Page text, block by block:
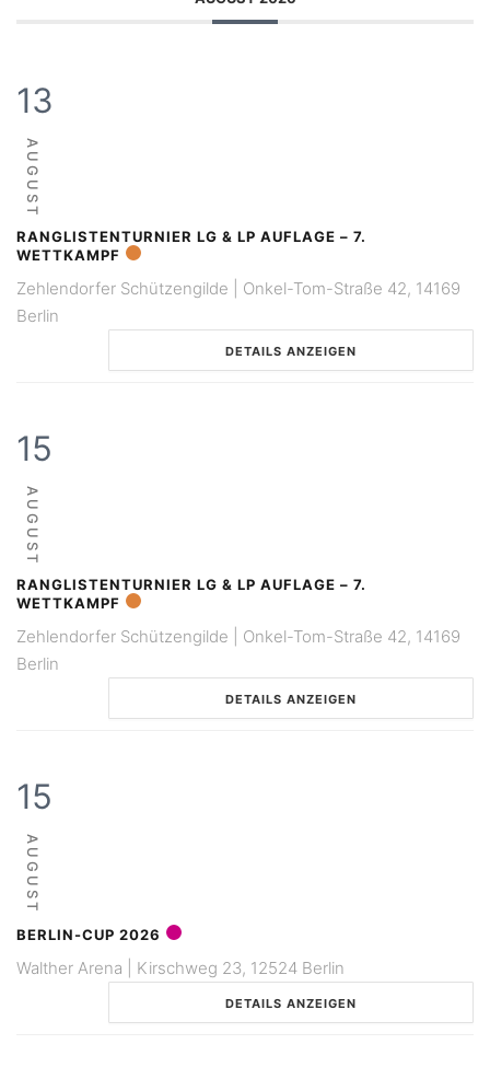
13
AUGUST
RANGLISTENTURNIER LG & LP AUFLAGE – 7.
WETTKAMPF
Zehlendorfer Schützengilde | Onkel-Tom-Straße 42, 14169
Berlin
DETAILS ANZEIGEN
15
AUGUST
RANGLISTENTURNIER LG & LP AUFLAGE – 7.
WETTKAMPF
Zehlendorfer Schützengilde | Onkel-Tom-Straße 42, 14169
Berlin
DETAILS ANZEIGEN
15
AUGUST
BERLIN-CUP 2026
Walther Arena | Kirschweg 23, 12524 Berlin
DETAILS ANZEIGEN